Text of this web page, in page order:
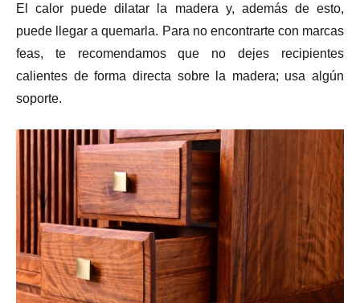
El calor puede dilatar la madera y, además de esto,
puede llegar a quemarla. Para no encontrarte con marcas
feas, te recomendamos que no dejes recipientes
calientes de forma directa sobre la madera; usa algún
soporte.